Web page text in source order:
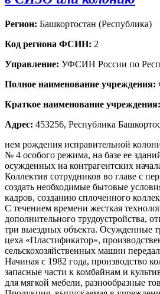
Регион: Башкортостан (Республика)
Код региона ФСИН: 2
Управление: УФСИН России по
Полное наименование учреждения:
Краткое наименование учреждения:
Адрес: 453256, Республика
нем рождения исправительной
№ 4 особого режима, на базе ее
осужденных на контрагентских
Коллектив сотрудников во главе с
создать необходимые бытовые
кадров, созданию сплоченного
С течением времени жесткая
дополнительного трудоустройства,
три выездных объекта. Осужденные
цеха «Пластификатор»,
сельскохозяйственных машин
Начиная с 1982 года, производство
запасные части к комбайнам и
для мягкой мебели, разнообразные